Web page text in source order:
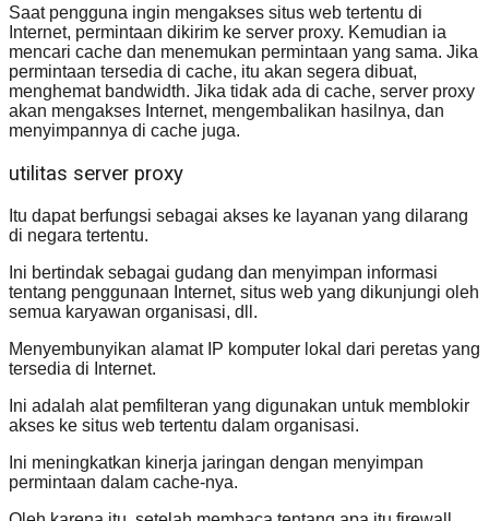
Saat pengguna ingin mengakses situs web tertentu di
Internet, permintaan dikirim ke server proxy. Kemudian ia
mencari cache dan menemukan permintaan yang sama. Jika
permintaan tersedia di cache, itu akan segera dibuat,
menghemat bandwidth. Jika tidak ada di cache, server proxy
akan mengakses Internet, mengembalikan hasilnya, dan
menyimpannya di cache juga.
utilitas server proxy
Itu dapat berfungsi sebagai akses ke layanan yang dilarang
di negara tertentu.
Ini bertindak sebagai gudang dan menyimpan informasi
tentang penggunaan Internet, situs web yang dikunjungi oleh
semua karyawan organisasi, dll.
Menyembunyikan alamat IP komputer lokal dari peretas yang
tersedia di Internet.
Ini adalah alat pemfilteran yang digunakan untuk memblokir
akses ke situs web tertentu dalam organisasi.
Ini meningkatkan kinerja jaringan dengan menyimpan
permintaan dalam cache-nya.